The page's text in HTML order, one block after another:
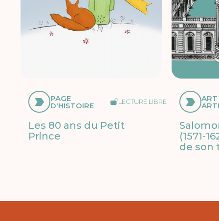
PAGE
D'HISTOIRE LECTURE LIBRE
Les 80 ans du Petit
Prince
ART
(1571-
de son